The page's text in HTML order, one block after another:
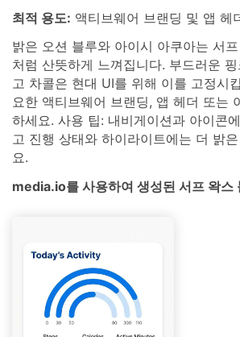
최적 용도: 액티브웨어 브랜딩 및 앱 헤
밝은 오션 블루와 아이시 아쿠아는 서
처럼 산뜻하게 느껴집니다. 부드러운
고 차콜은 현대 UI를 위해 이를 고정시
요한 액티브웨어 브랜딩, 앱 헤더 또는
하세요. 사용 팁: 내비게이션과 아이콘
고 진행 상태와 하이라이트에는 더 밝
요.
media.io를 사용하여 생성된 서프 왁스